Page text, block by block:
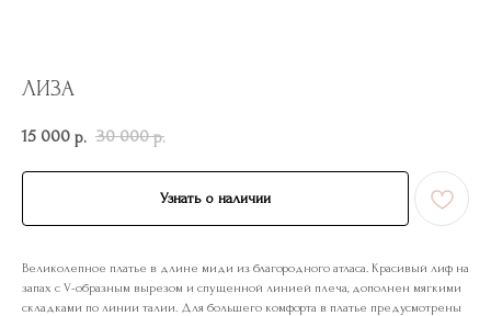
ЛИЗА
15 000 р. 30 000 р.
Узнать о наличии
Великолепное платье в длине миди из благородного атласа. Красивый лиф на
запах с V-образным вырезом и спущенной линией плеча, дополнен мягкими
складками по линии талии. Для большего комфорта в платье предусмотрены